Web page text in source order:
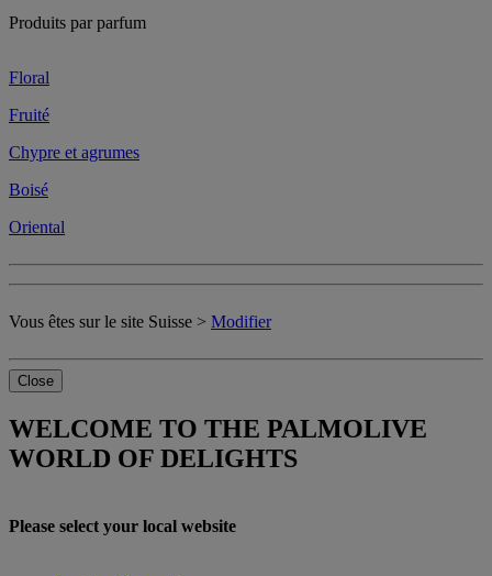
Produits par parfum
Floral
Fruité
Chypre et agrumes
Boisé
Oriental
Vous êtes sur le site Suisse > Modifier
Close
WELCOME TO THE PALMOLIVE
WORLD OF DELIGHTS
Please select your local website